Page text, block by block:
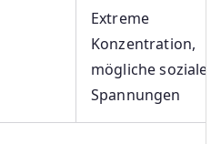
Extreme
Konzentration,
mögliche soziale
Spannungen